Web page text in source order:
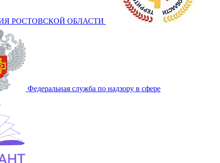
РОСТОВСКОЙ ОБЛАСТИ
Федеральная служба по надзору в сфере